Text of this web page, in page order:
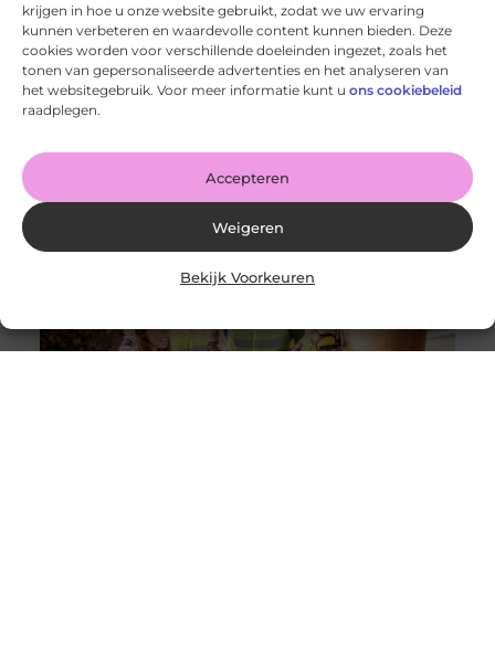
krijgen in hoe u onze website gebruikt, zodat we uw ervaring
kunnen verbeteren en waardevolle content kunnen bieden. Deze
cookies worden voor verschillende doeleinden ingezet, zoals het
tonen van gepersonaliseerde advertenties en het analyseren van
het websitegebruik. Voor meer informatie kunt u ons cookiebeleid
raadplegen.
Accepteren
Weigeren
Bekijk Voorkeuren
De voordelen van het drukken van kalenders voor jouw
bedrijf!
Goed artikel? Deel hem dan op: Share on X (Twitter)